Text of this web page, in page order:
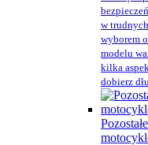
w
wyborem
modelu
kilka
dobierz